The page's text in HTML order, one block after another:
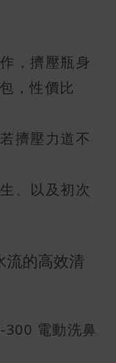
，擠壓瓶身
，性價比
擠壓力道不
、以及初次
流的高效清
電動洗鼻